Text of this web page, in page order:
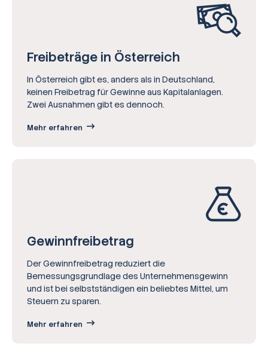
Freibeträge in Österreich
In Österreich gibt es, anders als in Deutschland,
keinen Freibetrag für Gewinne aus Kapitalanlagen.
Zwei Ausnahmen gibt es dennoch.
Mehr erfahren
Gewinn­freibetrag
Der Gewinnfreibetrag reduziert die
Bemessungsgrundlage des Unternehmensgewinn
und ist bei selbstständigen ein beliebtes Mittel, um
Steuern zu sparen.
Mehr erfahren